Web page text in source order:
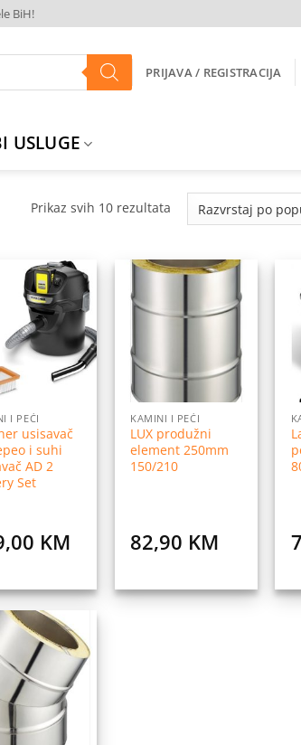
BiH!
PRIJAVA / REGISTRACIJA
USLUGE
Prikaz svih 10 rezultataSorted
Dodaj
na
listu
želja
I PEĆI
usisavač
i suhi
AD 2
Set
KM
Dodaj
želja
KAMINI I PEĆI
LUX produžni
element 250mm
150/210
82,90 KM
Dodaj
na
listu
želja